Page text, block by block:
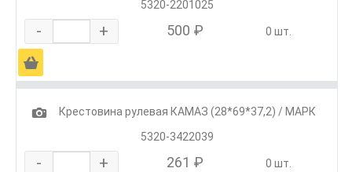
5320-2201025
- + 500 ₽ 0 шт.
Ä
1
Крестовина рулевая КАМАЗ (28*69*37,2) / МАРК
5320-3422039
- + 261 ₽ 0 шт.